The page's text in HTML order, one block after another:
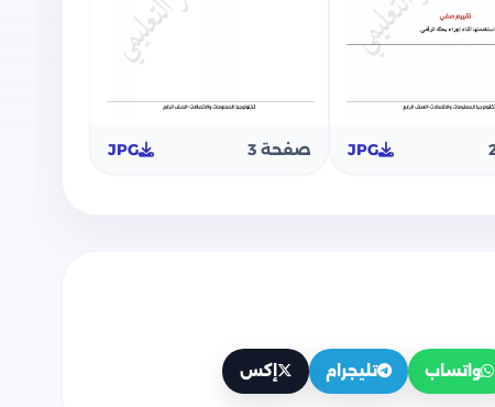
JPG صفحة 3 JPG
واتساب تليجرام إكس